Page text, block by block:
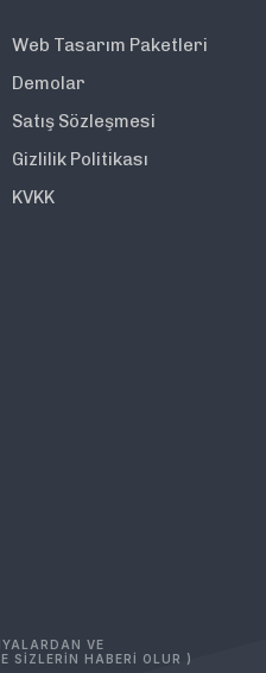
Web Tasarım Paketleri
Demolar
Satış Sözleşmesi
Gizlilik Politikası
KVKK
VE
SİZLERİN HABERİ OLUR )